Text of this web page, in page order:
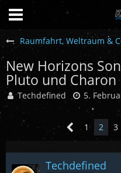
Raumfahrt, Weltraum &
New Horizons
Pluto und Charon
Techdefined 5.
1 2 3
Techdefined